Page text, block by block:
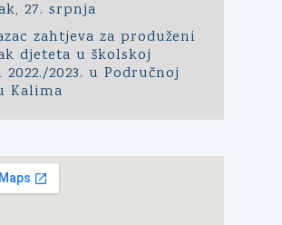
27. srpnja
zahtjeva za produženi
djeteta u školskoj
2023. u Područnoj
Kalima